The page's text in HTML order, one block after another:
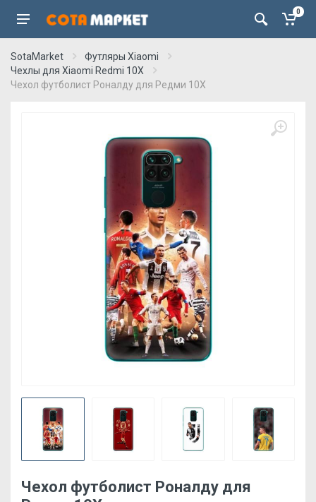
0
SotaMarket
Футляры Xiaomi
Чехлы для Xiaomi Redmi 10X
Чехол футболист Роналду для Редми 10Х
Чехол футболист Роналду для